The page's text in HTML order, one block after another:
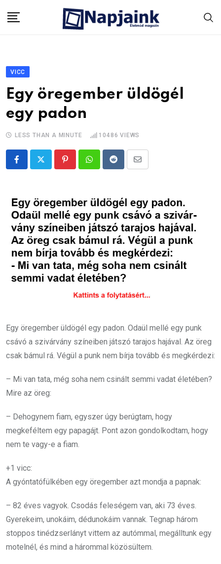
VICC
Egy öregember üldögél
egy padon
LESS THAN A MINUTE 10486 VIEWS
PinterestWhatsappRedditShare
Egy öregember üldögél egy padon. Odaül mellé egy punk
csávó a szivárvány színeiben játszó tarajos hajával. Az öreg
csak bámul rá. Végül a punk nem bírja tovább és megkérdezi:
– Mi van tata, még soha nem csinált semmi vadat életében?
Mire az öreg:
– Dehogynem fiam, egyszer úgy berúgtam, hogy
megkeféltem egy papagájt. Pont azon gondolkodtam, hogy
nem te vagy-e a fiam.
+1 vicc:
A gyóntatófülkében egy öregember azt mondja a papnak:
– 82 éves vagyok. Csodás feleségem van, aki 73 éves.
Gyerekeim, unokáim, dédunokáim vannak. Tegnap három
stoppos tinédzserlányt vittem az autómmal, megálltunk egy
motelnél, és mind a hárommal közösültem.